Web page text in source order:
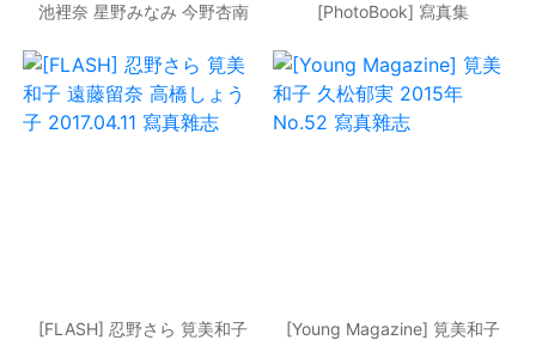
池裡奈 星野みなみ 今野杏南
2016年No.11 寫真雜志
[PhotoBook] 寫真集
[FLASH] 忍野さら 筧美和子 [Young Magazine] 筧美和子